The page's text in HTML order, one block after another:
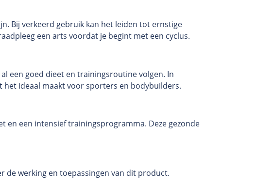
Bij verkeerd gebruik kan het leiden tot ernstige
een arts voordat je begint met een cyclus.
een goed dieet en trainingsroutine volgen. In
ideaal maakt voor sporters en bodybuilders.
een intensief trainingsprogramma. Deze gezonde
de werking en toepassingen van dit product.